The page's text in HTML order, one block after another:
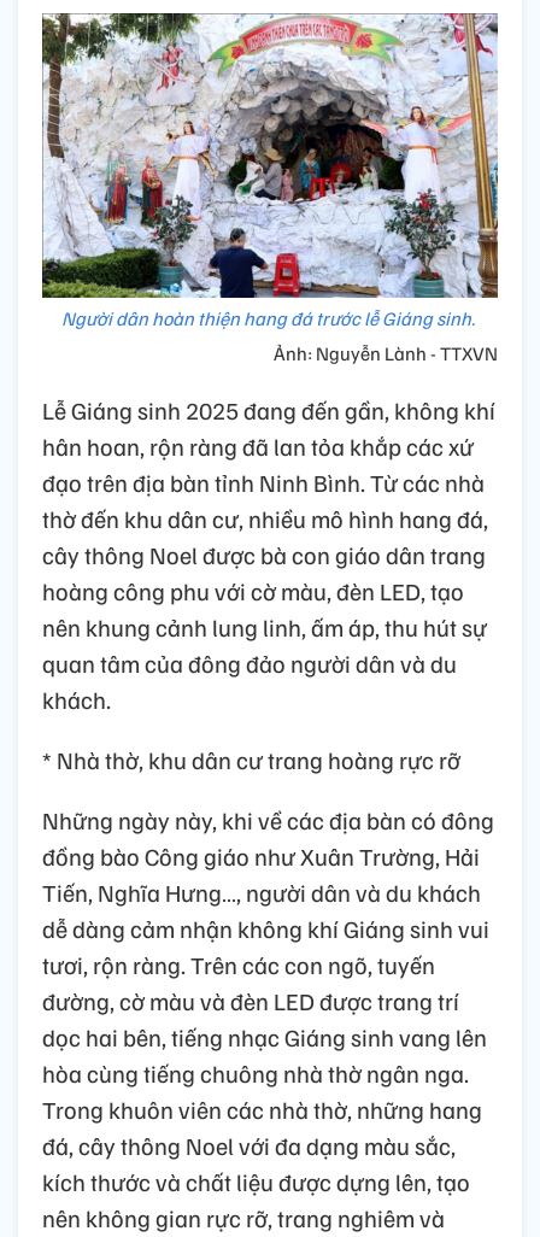
Người dân hoàn thiện hang đá trước lễ Giáng sinh.
Ảnh: Nguyễn Lành - TTXVN
Lễ Giáng sinh 2025 đang đến gần, không khí
hân hoan, rộn ràng đã lan tỏa khắp các xứ
đạo trên địa bàn tỉnh Ninh Bình. Từ các nhà
thờ đến khu dân cư, nhiều mô hình hang đá,
cây thông Noel được bà con giáo dân trang
hoàng công phu với cờ màu, đèn LED, tạo
nên khung cảnh lung linh, ấm áp, thu hút sự
quan tâm của đông đảo người dân và du
khách.
* Nhà thờ, khu dân cư trang hoàng rực rỡ
Những ngày này, khi về các địa bàn có đông
đồng bào Công giáo như Xuân Trường, Hải
Tiến, Nghĩa Hưng…, người dân và du khách
dễ dàng cảm nhận không khí Giáng sinh vui
tươi, rộn ràng. Trên các con ngõ, tuyến
đường, cờ màu và đèn LED được trang trí
dọc hai bên, tiếng nhạc Giáng sinh vang lên
hòa cùng tiếng chuông nhà thờ ngân nga.
Trong khuôn viên các nhà thờ, những hang
đá, cây thông Noel với đa dạng màu sắc,
kích thước và chất liệu được dựng lên, tạo
nên không gian rực rỡ, trang nghiêm và